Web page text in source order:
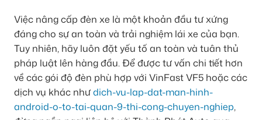
Việc nâng cấp đèn xe là một khoản đầu tư xứng
đáng cho sự an toàn và trải nghiệm lái xe của bạn.
Tuy nhiên, hãy luôn đặt yếu tố an toàn và tuân thủ
pháp luật lên hàng đầu. Để được tư vấn chi tiết hơn
về các gói độ đèn phù hợp với VinFast VF5 hoặc các
dịch vụ khác nhưdich-vu-lap-dat-man-hinh-
android-o-to-tai-quan-9-thi-cong-chuyen-nghiep,